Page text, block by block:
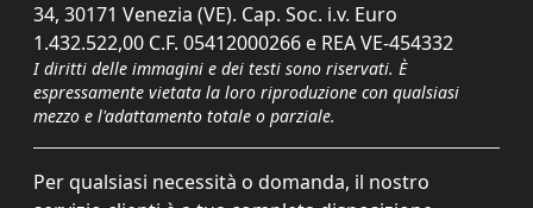
34, 30171 Venezia (VE). Cap. Soc. i.v. Euro
1.432.522,00 C.F. 05412000266 e REA VE-454332
I diritti delle immagini e dei testi sono riservati. È
espressamente vietata la loro riproduzione con qualsiasi
mezzo e l'adattamento totale o parziale.
Per qualsiasi necessità o domanda, il nostro